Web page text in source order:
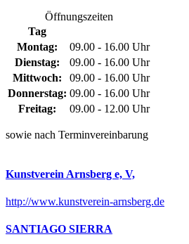
Öffnungszeiten
Tag
Montag:
09.00 - 16.00 Uhr
Dienstag:
09.00 - 16.00 Uhr
Mittwoch:
09.00 - 16.00 Uhr
Donnerstag: 09.00 - 16.00 Uhr
Freitag:
09.00 - 12.00 Uhr
sowie nach Terminvereinbarung
Kunstverein Arnsberg e, V,
http://www.kunstverein-arnsberg.de
SANTIAGO SIERRA